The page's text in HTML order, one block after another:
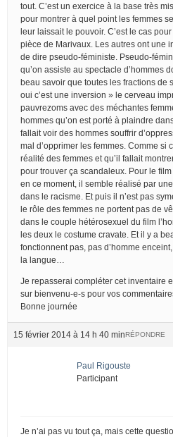
tout. C’est un exercice à la base très
pour montrer à quel point les femmes
leur laissait le pouvoir. C’est le cas
pièce de Marivaux. Les autres ont une
de dire pseudo-féministe. Pseudo-
qu’on assiste au spectacle d’hommes
beau savoir que toutes les fractions de
oui c’est une inversion » le cerveau
pauvrezoms avec des méchantes
hommes qu’on est porté à plaindre
fallait voir des hommes souffrir
mal d’opprimer les femmes. Comme si
réalité des femmes et qu’il fallait
pour trouver ça scandaleux. Pour le
en ce moment, il semble réalisé par
dans le racisme. Et puis il n’est pas
le rôle des femmes ne portent pas de
dans le couple hétérosexuel du film
les deux le costume cravate. Et il y a
fonctionnent pas, pas d’homme
la langue…
Je repasserai compléter cet inventaire
sur bienvenu-e-s pour vos
Bonne journée
15 février 2014 à 14 h 40 minRÉPONDRE
Paul Rigouste
Participant
Je n’ai pas vu tout ça, mais cette